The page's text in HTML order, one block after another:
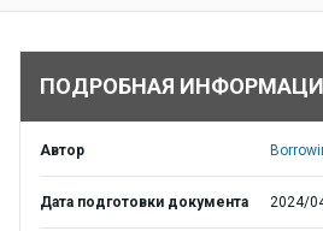
ПОДРОБНАЯ
Автор
Дата подготовки документа 2024/